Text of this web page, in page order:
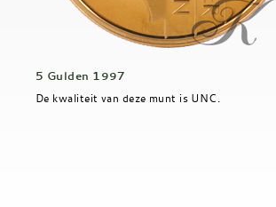
5 Gulden 1997
De kwaliteit van deze munt is UNC.